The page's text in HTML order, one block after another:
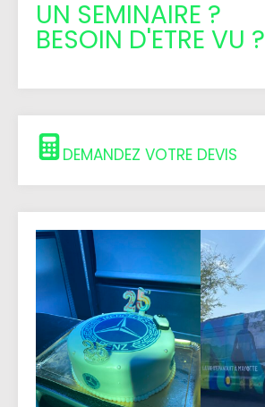
UN SEMINAIRE ?
BESOIN D'ETRE VU ?
DEMANDEZ VOTRE DEVIS